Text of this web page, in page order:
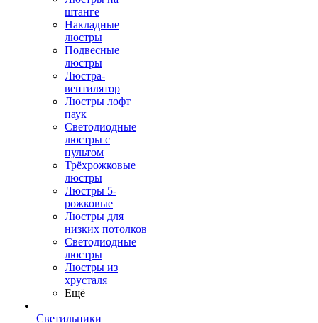
штанге
Накладные
люстры
Подвесные
люстры
Люстра-
вентилятор
Люстры лофт
паук
Светодиодные
люстры с
пультом
Трёхрожковые
люстры
Люстры 5-
рожковые
Люстры для
низких потолков
Cветодиодные
люстры
Люстры из
хрусталя
Ещё
Светильники